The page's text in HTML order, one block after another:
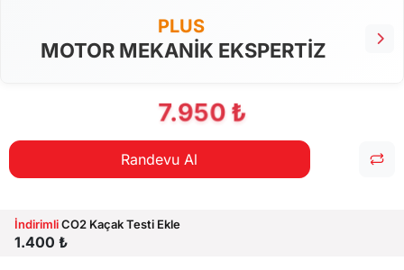
PLUS
MOTOR MEKANİK EKSPERTİZ
7.950 ₺
Randevu Al
İndirimliCO2 Kaçak Testi Ekle
1.400 ₺